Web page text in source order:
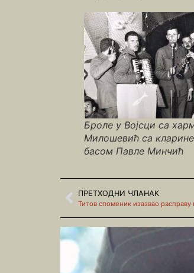
Броле у Војсци са
Милошевић са
басом Павле Минчић
ПРЕТХОДНИ ЧЛАНАК
Титов споменик изазвао расправу